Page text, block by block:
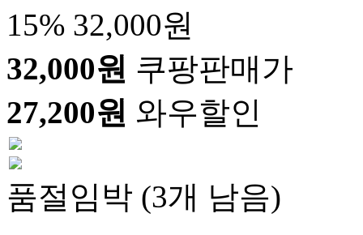
15% 32,000원
32,000원 쿠팡판매가
27,200원 와우할인
품절임박 (3개 남음)